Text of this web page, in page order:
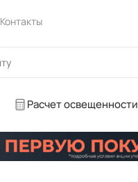
Контакты
Расчет освещенности